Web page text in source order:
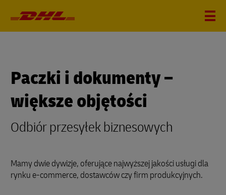
Paczki i dokumenty –
większe objętości
Odbiór przesyłek biznesowych
Mamy dwie dywizje, oferujące najwyższej jakości usługi dla
rynku e-commerce, dostawców czy firm produkcyjnych.